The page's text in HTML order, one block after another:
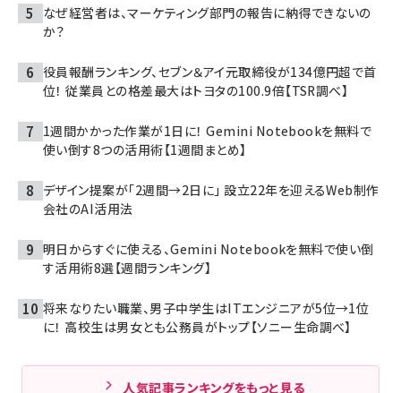
なぜ経営者は、マーケティング部門の報告に納得できないの
か？
役員報酬ランキング、セブン＆アイ元取締役が134億円超で首
位！ 従業員との格差最大はトヨタの100.9倍【TSR調べ】
1週間かかった作業が1日に！ Gemini Notebookを無料で
使い倒す8つの活用術【1週間まとめ】
デザイン提案が「2週間→2日に」 設立22年を迎えるWeb制作
会社のAI活用法
明日からすぐに使える、Gemini Notebookを無料で使い倒
す活用術8選【週間ランキング】
将来なりたい職業、男子中学生はITエンジニアが5位→1位
に！ 高校生は男女とも公務員がトップ【ソニー生命調べ】
人気記事ランキングをもっと見る